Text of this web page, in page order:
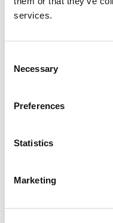
services.
Selection
Necessary
Preferences
Statistics
Marketing
paradigma per